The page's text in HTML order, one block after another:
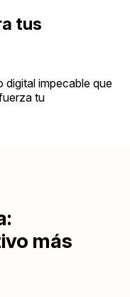
tus
digital impecable que
tu
más